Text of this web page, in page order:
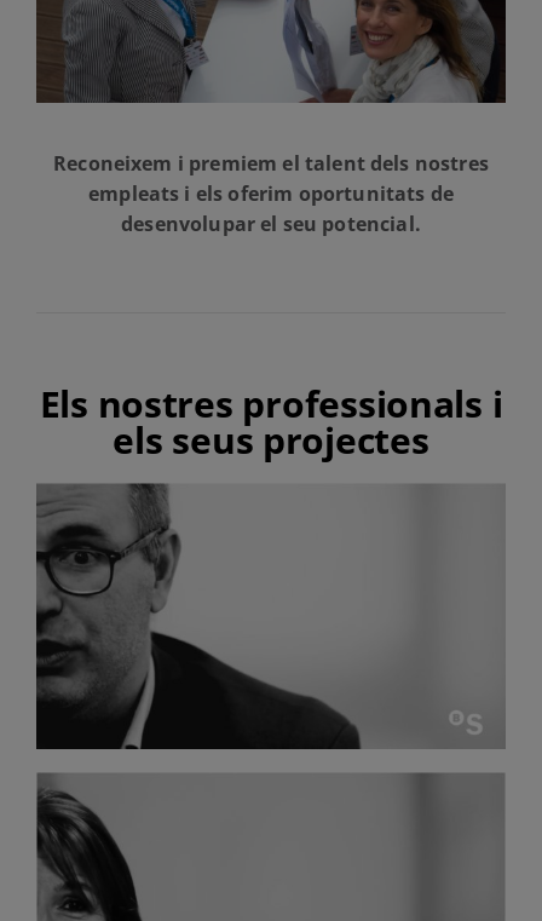
Reconeixem i premiem el talent dels nostres
empleats i els oferim oportunitats de
desenvolupar el seu potencial.
Els nostres professionals i
els seus projectes